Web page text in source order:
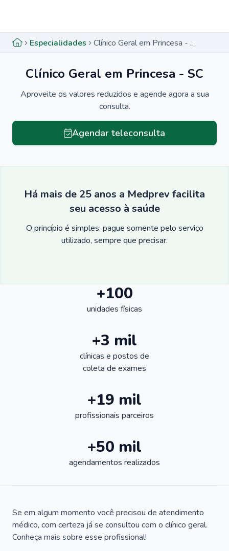
Especialidades Clínico Geral em Princesa - SC
Clínico Geral em Princesa - SC
Aproveite os valores reduzidos e agende agora a sua
consulta.
Agendar teleconsulta
Há mais de 25 anos a Medprev facilita
seu acesso à saúde
O princípio é simples: pague somente pelo serviço
utilizado, sempre que precisar.
+100
unidades físicas
+3 mil
clínicas e postos de
coleta de exames
+19 mil
profissionais parceiros
+50 mil
agendamentos realizados
Se em algum momento você precisou de atendimento
médico, com certeza já se consultou com o clínico geral.
Conheça mais sobre esse profissional!